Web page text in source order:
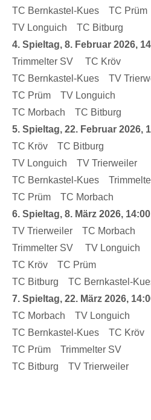
TC Bernkastel-Kues TC Prüm
TV Longuich TC Bitburg
4. Spieltag, 8. Februar 2026,
Trimmelter SV TC Kröv
TC Bernkastel-Kues TV
TC Prüm TV Longuich
TC Morbach TC Bitburg
5. Spieltag, 22. Februar
TC Kröv TC Bitburg
TV Longuich TV Trierweiler
TC Bernkastel-Kues
TC Prüm TC Morbach
6. Spieltag, 8. März 2026,
TV Trierweiler TC Morbach
Trimmelter SV TV Longuich
TC Kröv TC Prüm
TC Bitburg TC Bernkastel-
7. Spieltag, 22. März 2026,
TC Morbach TV Longuich
TC Bernkastel-Kues TC Kröv
TC Prüm Trimmelter SV
TC Bitburg TV Trierweiler